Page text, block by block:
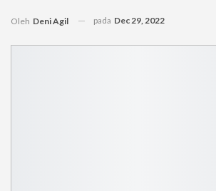
Oleh Deni Agil pada Dec 29, 2022